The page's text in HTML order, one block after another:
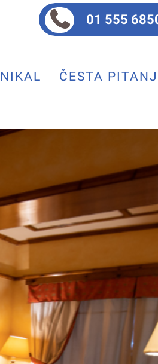
01 555
NIKAL ČESTA